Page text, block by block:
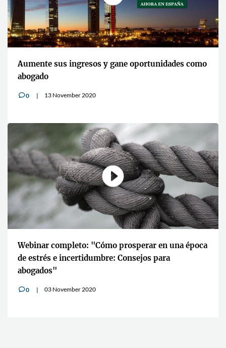
Aumente sus ingresos y gane oportunidades como
abogado
v0 13 November 2020
Webinar completo: "Cómo prosperar en una época
de estrés e incertidumbre: Consejos para
abogados"
v0 03 November 2020